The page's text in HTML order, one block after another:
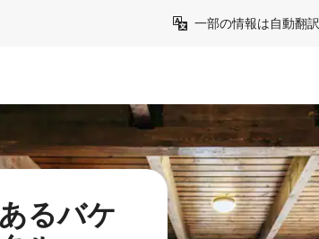
一部の情報は自動翻
るバケ